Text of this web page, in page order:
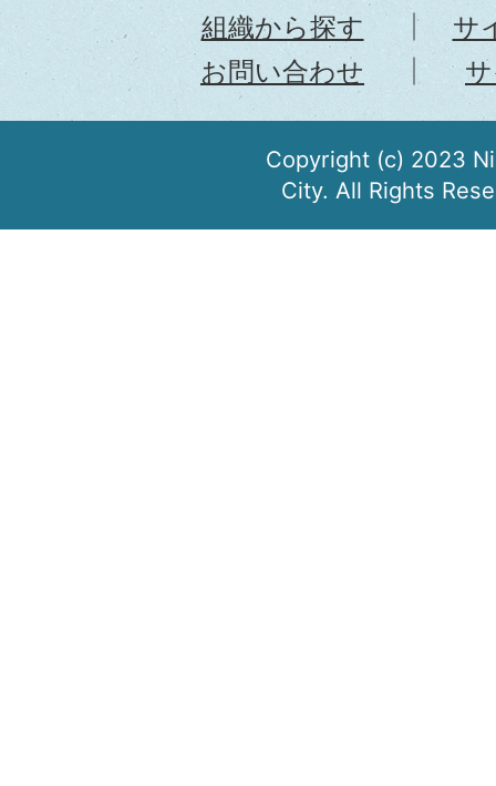
組織から探す
サ
お問い合わせ
Copyright (c) 2023
City. All Rights